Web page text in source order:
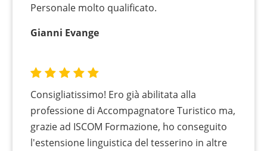
Personale molto qualificato.
Gianni Evange
Consigliatissimo! Ero già abilitata alla
professione di Accompagnatore Turistico ma,
grazie ad ISCOM Formazione, ho conseguito
l'estensione linguistica del tesserino in altre